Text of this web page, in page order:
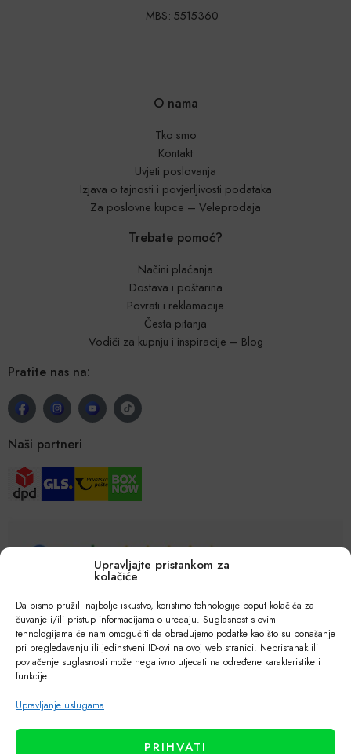
Upravljajte pristankom za
kolačiće
Da bismo pružili najbolje iskustvo, koristimo tehnologije poput kolačića za
čuvanje i/ili pristup informacijama o uređaju. Suglasnost s ovim
tehnologijama će nam omogućiti da obrađujemo podatke kao što su ponašanje
pri pregledavanju ili jedinstveni ID-ovi na ovoj web stranici. Nepristanak ili
povlačenje suglasnosti može negativno utjecati na određene karakteristike i
funkcije.
Upravljanje uslugama
PRIHVATI
MBS: 5515360
O nama
Tko smo
Kontakt
Uvjeti poslovanja
Izjava o tajnosti i povjerljivosti podataka
Za poslovne kupce – Veleprodaja
Trebate pomoć?
Načini plaćanja
Dostava i poštarina
Povrati i reklamacije
Česta pitanja
Vodiči za kupnju i inspiracije – Blog
Pratite nas na:
Naši partneri